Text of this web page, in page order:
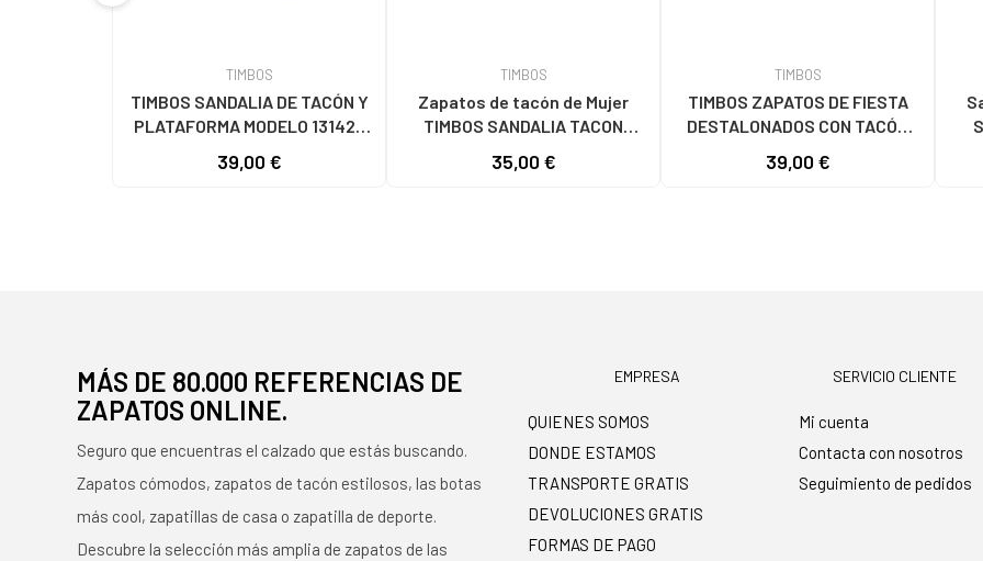
TIMBOS
TIMBOS SANDALIA DE TACÓN Y
PLATAFORMA MODELO 131423
39,00 €
TIMBOS
Zapatos de tacón de Mujer
TIMBOS SANDALIA TACON
131221 VARIOS COLORES
35,00 €
TIMBOS
TIMBOS ZAPATOS DE FIESTA
DESTALONADOS CON TACÓN
AMARILLO
39,00 €
MÁS DE 80.000 REFERENCIAS DE
ZAPATOS ONLINE.
Seguro que encuentras el calzado que estás buscando.
Zapatos cómodos, zapatos de tacón estilosos, las botas
más cool, zapatillas de casa o zapatilla de deporte.
Descubre la selección más amplia de zapatos de las
EMPRESA
QUIENES SOMOS
DONDE ESTAMOS
TRANSPORTE GRATIS
DEVOLUCIONES GRATIS
FORMAS DE PAGO
SERVICIO CLIENTE
Mi cuenta
Contacta con nosotros
Seguimiento de pedidos